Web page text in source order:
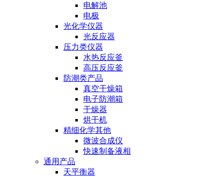
电解池
电极
光化学仪器
光反应器
压力类仪器
水热反应釜
高压反应釜
防潮类产品
真空干燥箱
电子防潮箱
干燥器
烘干机
精细化学其他
微波合成仪
快速制备液相
通用产品
天平衡器